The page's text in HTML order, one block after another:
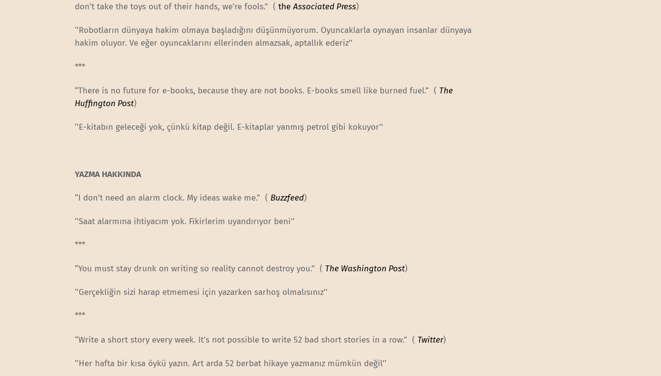
don’t take the toys out of their hands, we’re fools.” ( theAssociated Press)
‘’Robotların dünyaya hakim olmaya başladığını düşünmüyorum. Oyuncaklarla oynayan insanlar dünyaya
hakim oluyor. Ve eğer oyuncaklarını ellerinden almazsak, aptallık ederiz’’
***
“There is no future for e-books, because they are not books. E-books smell like burned fuel.” ( The
Huffington Post)
‘’E-kitabın geleceği yok, çünkü kitap değil. E-kitaplar yanmış petrol gibi kokuyor’’
YAZMA HAKKINDA
“I don’t need an alarm clock. My ideas wake me.” ( Buzzfeed)
‘’Saat alarmına ihtiyacım yok. Fikirlerim uyandırıyor beni’’
***
“You must stay drunk on writing so reality cannot destroy you.” ( The Washington Post)
‘’Gerçekliğin sizi harap etmemesi için yazarken sarhoş olmalısınız’’
***
“Write a short story every week. It’s not possible to write 52 bad short stories in a row.” ( Twitter)
‘’Her hafta bir kısa öykü yazın. Art arda 52 berbat hikaye yazmanız mümkün değil’’